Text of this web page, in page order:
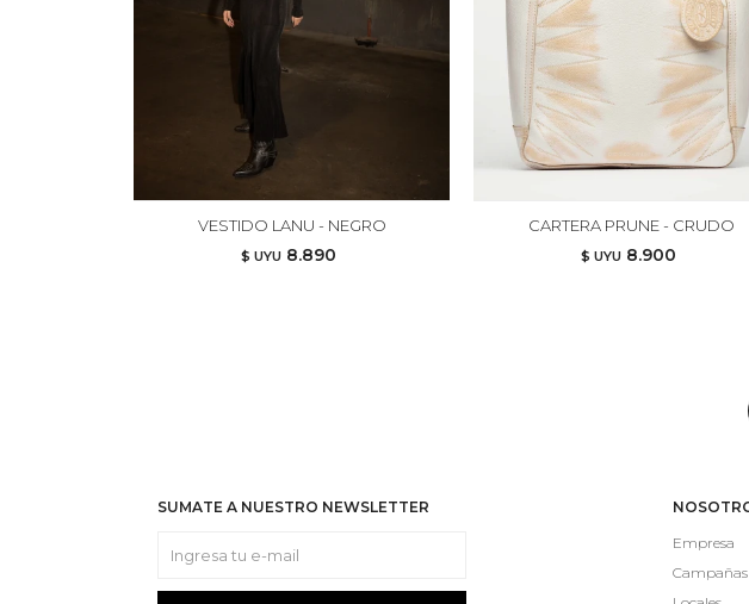
VESTIDO LANU - NEGRO
$ UYU 8.890
CARTERA PRUNE - CRUDO
$ UYU 8.900
Empresa
Campañas
SUMATE A NUESTRO NEWSLETTER